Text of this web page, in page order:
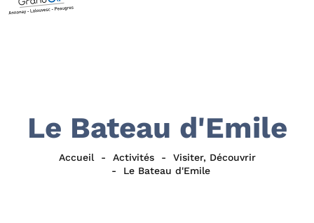
Le Bateau d'Emile
Accueil Activités
Visiter, Découvrir
Le Bateau d'Emile